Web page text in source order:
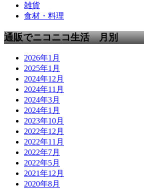
雑貨
食材・料理
通販でニコニコ生活 月別
2026年1月
2025年1月
2024年12月
2024年11月
2024年3月
2024年1月
2023年10月
2022年12月
2022年11月
2022年7月
2022年5月
2021年12月
2020年8月